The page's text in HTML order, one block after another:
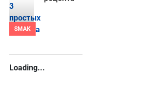
SMAK
Loading...